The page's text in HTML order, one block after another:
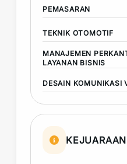
PEMASARAN
TEKNIK OTOMOTIF
MANAJEMEN
LAYANAN BISNIS
DESAIN KOMUNIKASI